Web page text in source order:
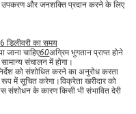
और जनशक्ति प्रदान करने के लिए
का समय
जाना चाहिए60अग्रिम भुगतान प्राप्त होने
संचालन में होगा।
को संशोधित करने का अनुरोध करता
में सूचित करेगा।विक्रेता खरीदार को
संशोधन के कारण किसी भी संभावित देरी